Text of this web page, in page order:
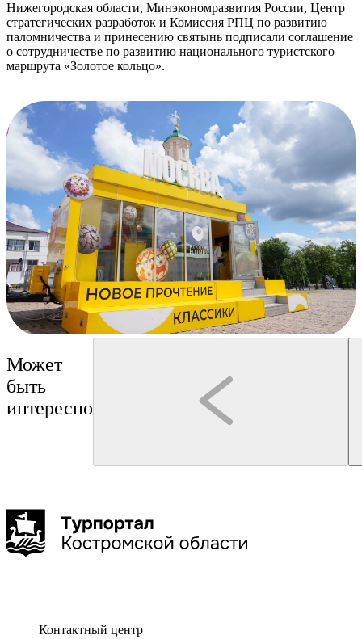
Нижегородская области, Минэкономразвития России, Центр
стратегических разработок и Комиссия РПЦ по развитию
паломничества и принесению святынь подписали соглашение
о сотрудничестве по развитию национального туристского
маршрута «Золотое кольцо».
Может
быть
интересно
Контактный центр